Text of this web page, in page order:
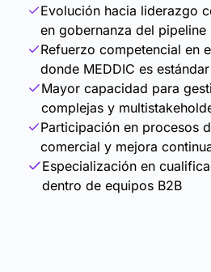
Evolución hacia liderazgo
en gobernanza del pipeline
Refuerzo competencial en
donde MEDDIC es estándar
Mayor capacidad para
complejas y
Participación en procesos
comercial y mejora
Especialización en
dentro de equipos B2B